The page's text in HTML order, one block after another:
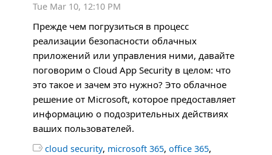
Tue Mar 10, 12:10 PM
Прежде чем погрузиться в процесс
реализации безопасности облачных
приложений или управления ними, давайте
поговорим о Cloud App Security в целом: что
это такое и зачем это нужно? Это облачное
решение от Microsoft, которое предоставляет
информацию о подозрительных действиях
ваших пользователей.
 cloud security, microsoft 365, office 365,